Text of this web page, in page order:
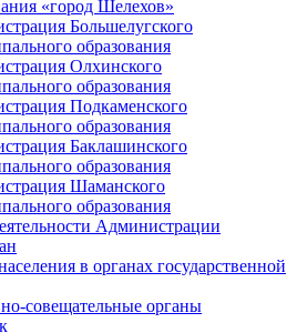
«город Шелехов»
Большелугского
образования
Олхинского
образования
Подкаменского
образования
Баклашинского
образования
Шаманского
образования
Администрации
в органах государственной
совещательные органы